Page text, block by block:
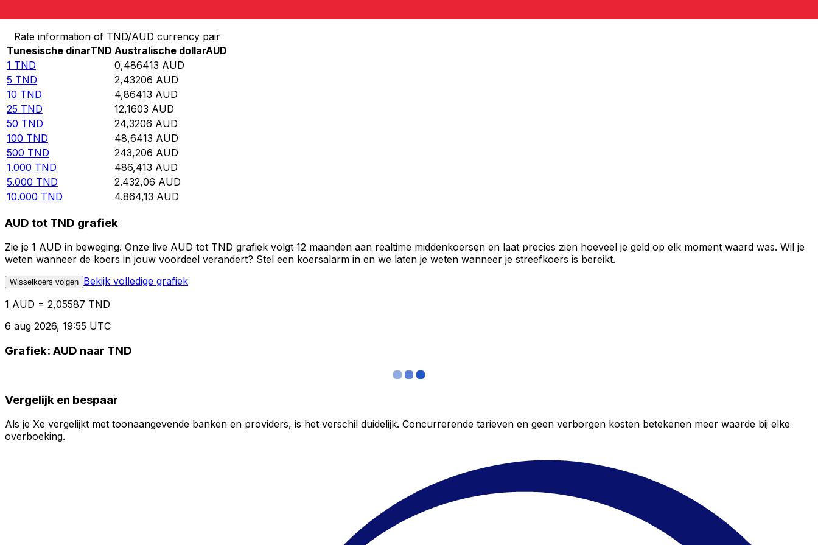
Rate information of TND/AUD currency pair
Tunesische dinarTND Australische dollarAUD
1 TND 0,486413 AUD
5 TND 2,43206 AUD
10 TND 4,86413 AUD
25 TND 12,1603 AUD
50 TND 24,3206 AUD
100 TND 48,6413 AUD
500 TND 243,206 AUD
1.000 TND 486,413 AUD
5.000 TND 2.432,06 AUD
10.000 TND 4.864,13 AUD
AUD tot TND grafiek
Zie je 1 AUD in beweging. Onze live AUD tot TND grafiek volgt 12 maanden aan realtime middenkoersen en laat precies zien hoeveel je geld op elk moment waard was. Wil je
weten wanneer de koers in jouw voordeel verandert? Stel een koersalarm in en we laten je weten wanneer je streefkoers is bereikt.
Wisselkoers volgen Bekijk volledige grafiek
1 AUD = 2,05587 TND
6 aug 2026, 19:55 UTC
Grafiek: AUD naar TND
Vergelijk en bespaar
Als je Xe vergelijkt met toonaangevende banken en providers, is het verschil duidelijk. Concurrerende tarieven en geen verborgen kosten betekenen meer waarde bij elke
overboeking.